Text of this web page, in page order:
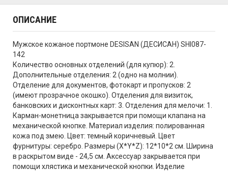
ОПИСАНИЕ
Мужское кожаное портмоне DESISAN (ДЕСИСАН) SHI087-
142
Количество основных отделений (для купюр): 2.
Дополнительные отделения: 2 (одно на молнии).
Отделение для документов, фотокарт и пропусков: 2
(имеют прозрачное окошко). Отделения для визиток,
банковских и дисконтных карт: 3. Отделения для мелочи: 1.
Карман-монетница закрывается при помощи клапана на
механической кнопке. Материал изделия: полированная
кожа под змею. Цвет: темный коричневый. Цвет
фурнитуры: серебро. Размеры (X*Y*Z): 12*10*2 см. Ширина
в раскрытом виде - 24,5 см. Аксессуар закрывается при
помощи хлястика и механической кнопки. Изделие